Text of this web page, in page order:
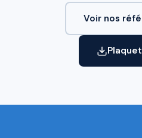
Voir nos